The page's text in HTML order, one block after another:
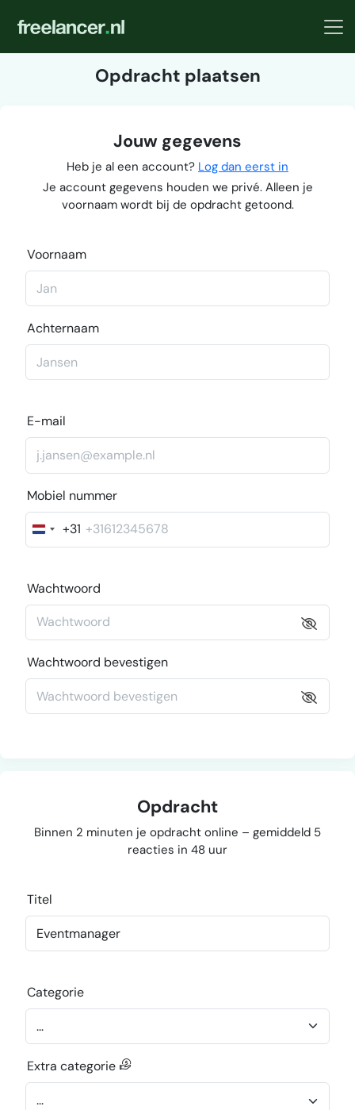
Opdracht plaatsen
Jouw gegevens
Heb je al een account? Log dan eerst in
Je account gegevens houden we privé. Alleen je
voornaam wordt bij de opdracht getoond.
Voornaam
Achternaam
E-mail
Mobiel nummer
Nederland
+31
+31
Wachtwoord
Wachtwoord bevestigen
Opdracht
Binnen 2 minuten je opdracht online – gemiddeld 5
reacties in 48 uur
Titel
Categorie
Extra categorie